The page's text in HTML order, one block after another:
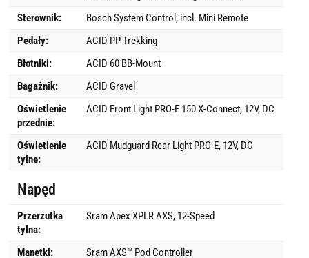
Sterownik:
Bosch System Control, incl. Mini Remote
Pedały:
ACID PP Trekking
Błotniki:
ACID 60 BB-Mount
Bagażnik:
ACID Gravel
Oświetlenie
przednie:
ACID Front Light PRO-E 150 X-Connect, 12V, DC
Oświetlenie
tylne:
ACID Mudguard Rear Light PRO-E, 12V, DC
Napęd
Przerzutka
tylna:
Sram Apex XPLR AXS, 12-Speed
Manetki:
Sram AXS™ Pod Controller